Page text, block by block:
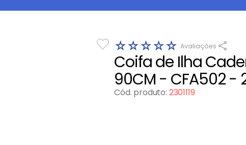
☆☆☆☆☆
Coifa de Ilha
90CM - CFA502 -
Cód. produto: 2301119